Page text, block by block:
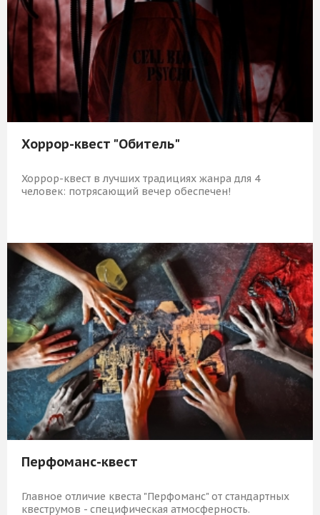
Хоррор-квест "Обитель"
Хоррор-квест в лучших традициях жанра для 4
человек: потрясающий вечер обеспечен!
5 919 Р КУПИТЬ
Перфоманс-квест
Главное отличие квеста "Перфоманс" от стандартных
квеструмов - специфическая атмосферность.